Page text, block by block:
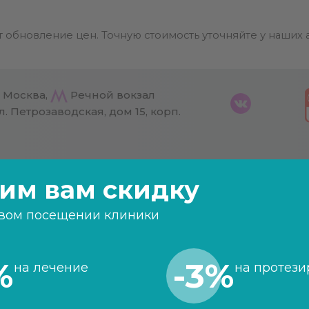
цен. Точную стоимость уточняйте у наших
Москва,
Речной вокзал
Петрозаводская, дом 15, корп.
пульпита
о лечении
вам скидку
посещении клиники
на лечение -3%на